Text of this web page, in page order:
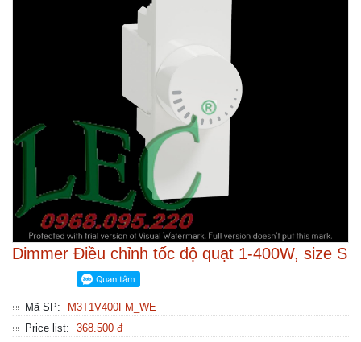
Dimmer Điều chỉnh tốc độ quạt 1-400W, size S
Mã SP:
M3T1V400FM_WE
Price list:
368.500 đ